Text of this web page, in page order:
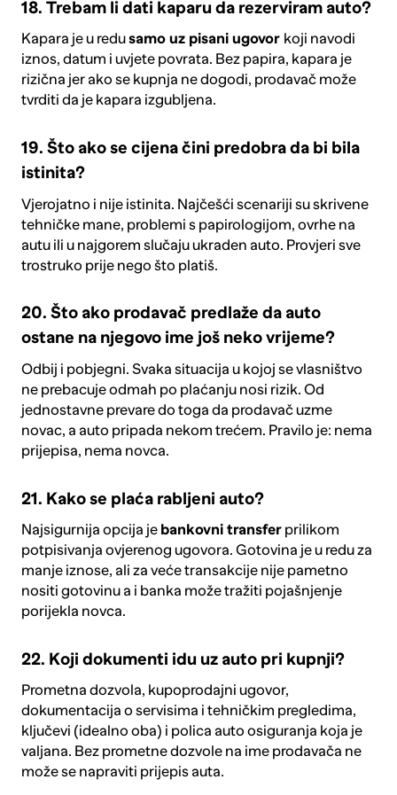
18. Trebam li dati kaparu da rezerviram auto?
Kapara je u redusamo uz pisani ugovor koji navodi
iznos, datum i uvjete povrata. Bez papira, kapara je
rizična jer ako se kupnja ne dogodi, prodavač može
tvrditi da je kapara izgubljena.
19. Što ako se cijena čini predobra da bi bila
istinita?
Vjerojatno i nije istinita. Najčešći scenariji su skrivene
tehničke mane, problemi s papirologijom, ovrhe na
autu ili u najgorem slučaju ukraden auto. Provjeri sve
trostruko prije nego što platiš.
20. Što ako prodavač predlaže da auto
ostane na njegovo ime još neko vrijeme?
Odbij i pobjegni. Svaka situacija u kojoj se vlasništvo
ne prebacuje odmah po plaćanju nosi rizik. Od
jednostavne prevare do toga da prodavač uzme
novac, a auto pripada nekom trećem. Pravilo je: nema
prijepisa, nema novca.
21. Kako se plaća rabljeni auto?
Najsigurnija opcija je bankovni transferprilikom
potpisivanja ovjerenog ugovora. Gotovina je u redu za
manje iznose, ali za veće transakcije nije pametno
nositi gotovinu a i banka može tražiti pojašnjenje
porijekla novca.
22. Koji dokumenti idu uz auto pri kupnji?
Prometna dozvola, kupoprodajni ugovor,
dokumentacija o servisima i tehničkim pregledima,
ključevi (idealno oba) i polica auto osiguranja koja je
valjana. Bez prometne dozvole na ime prodavača ne
može se napraviti prijepis auta.